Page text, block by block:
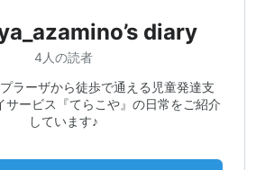
diary
4人の読者
ラーザから徒歩で通える児童発達支
サービス『てらこや』の日常をご紹介
しています♪